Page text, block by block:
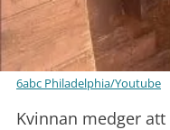
6abc Philadelphia/Youtube
Kvinnan medger